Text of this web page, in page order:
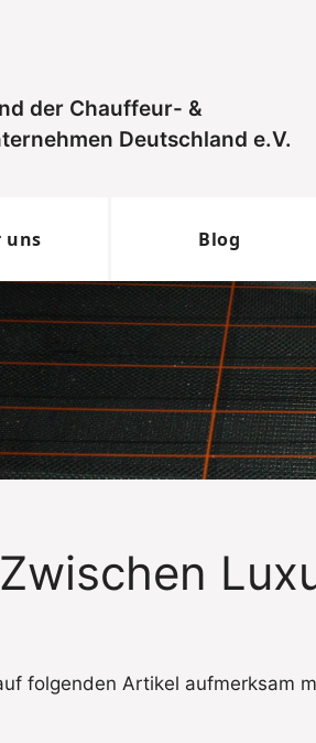
der Chauffeur- &
Deutschland e.V.
uns Blog
folgenden Artikel aufmerksam